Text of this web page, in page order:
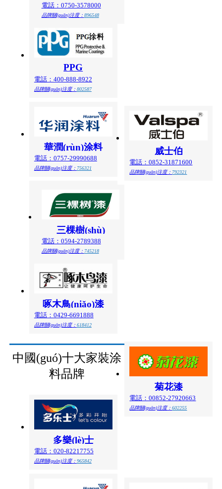
電話：0750-3578000
品牌關(guān)注度： 896548
PPG
電話：400-888-8922
品牌關(guān)注度： 802587
威士伯
電話：0852-31871600
品牌關(guān)注度： 792321
華潤(rùn)涂料
電話：0757-29990688
品牌關(guān)注度： 756321
三棵樹(shù)
電話：0594-2789388
品牌關(guān)注度： 745218
啄木鳥(niǎo)漆
電話：0429-6691888
品牌關(guān)注度： 618412
菊花漆
電話：00852-27920663
品牌關(guān)注度：602255
中國(guó)十大家裝涂
料品牌
多樂(lè)士
電話：020-82217755
品牌關(guān)注度： 965842